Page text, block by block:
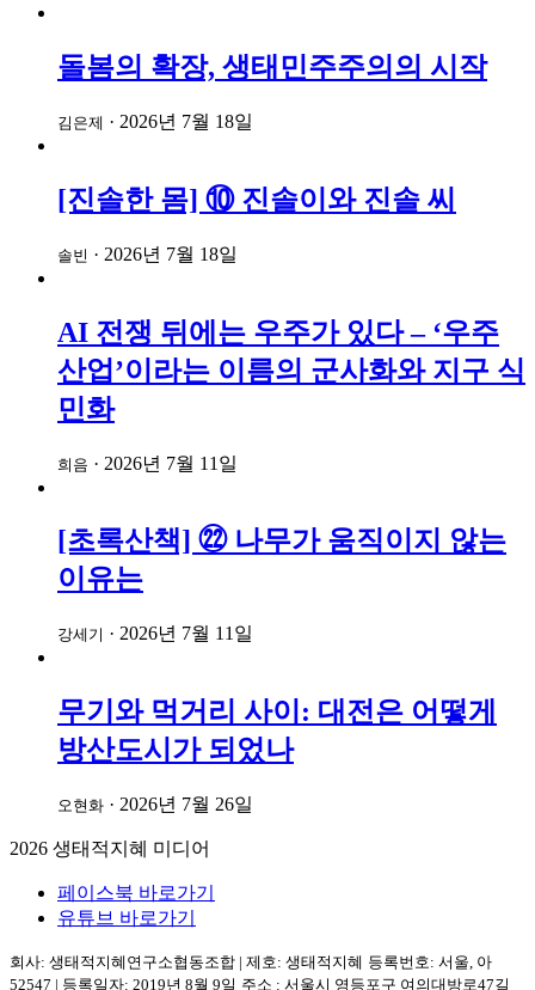
돌봄의 확장, 생태민주주의의 시작
김은제 · 2026년 7월 18일
[진솔한 몸] ⑩ 진솔이와 진솔 씨
솔빈 · 2026년 7월 18일
AI 전쟁 뒤에는 우주가 있다 – ‘우주
산업’이라는 이름의 군사화와 지구 식
민화
희음 · 2026년 7월 11일
[초록산책] ㉒ 나무가 움직이지 않는
이유는
강세기 · 2026년 7월 11일
무기와 먹거리 사이: 대전은 어떻게
방산도시가 되었나
오현화 · 2026년 7월 26일
2026 생태적지혜 미디어
페이스북 바로가기
유튜브 바로가기
회사: 생태적지혜연구소협동조합 | 제호: 생태적지혜 등록번호: 서울, 아
52547 | 등록일자: 2019년 8월 9일 주소 : 서울시 영등포구 여의대방로47길